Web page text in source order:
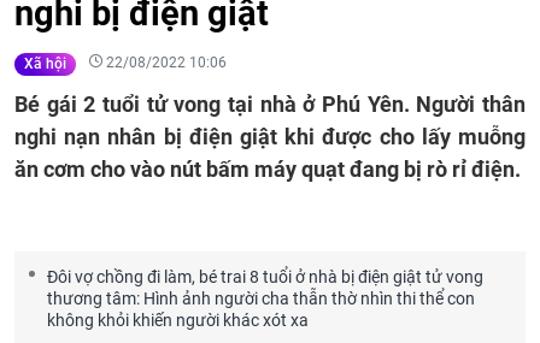
nghi bị điện giật
Xã hội 22/08/2022 10:06
Bé gái 2 tuổi tử vong tại nhà ở Phú Yên. Người thân
nghi nạn nhân bị điện giật khi được cho lấy muỗng
ăn cơm cho vào nút bấm máy quạt đang bị rò rỉ điện.
Đôi vợ chồng đi làm, bé trai 8 tuổi ở nhà bị điện giật tử vong
thương tâm: Hình ảnh người cha thẫn thờ nhìn thi thể con
không khỏi khiến người khác xót xa